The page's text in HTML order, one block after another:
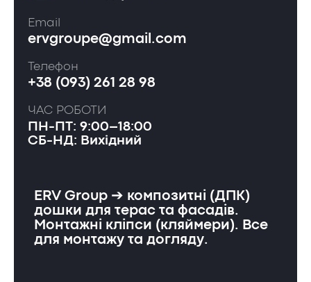
Email
ervgroupe@gmail.com
Телефон
+38 (093) 261 28 98
ЧАС РОБОТИ
ПН-ПТ: 9:00–18:00
СБ-НД: Вихідний
ERV Group ➔ композитні (ДПК)
дошки для терас та фасадів.
Монтажні кліпси (кляймери). Все
для монтажу та догляду.